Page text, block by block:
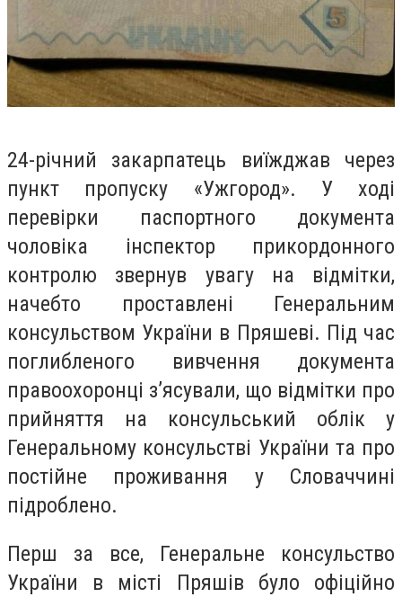
24-річний закарпатець виїжджав через
пункт пропуску «Ужгород». У ході
перевірки паспортного документа
чоловіка інспектор прикордонного
контролю звернув увагу на відмітки,
начебто проставлені Генеральним
консульством України в Пряшеві. Під час
поглибленого вивчення документа
правоохоронці з’ясували, що відмітки про
прийняття на консульський облік у
Генеральному консульстві України та про
постійне проживання у Словаччині
підроблено.
Перш за все, Генеральне консульство
України в місті Пряшів було офіційно